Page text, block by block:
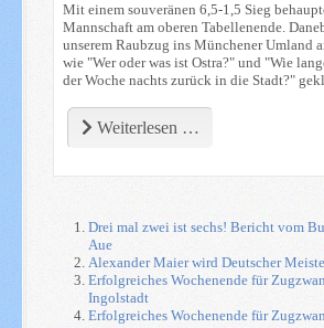
Mit einem souveränen 6,5-1,5 Sieg
Mannschaft am oberen Tabellenende.
unserem Raubzug ins Münchener Umland
wie "Wer oder was ist Ostra?" und "Wie
der Woche nachts zurück in die Stadt?"
Weiterlesen …
Drei mal zwei ist sechs! Bericht vom
Aue
Alexander Maier wird Deutscher
Erfolgreiches Wochenende für
Ingolstadt
Erfolgreiches Wochenende für